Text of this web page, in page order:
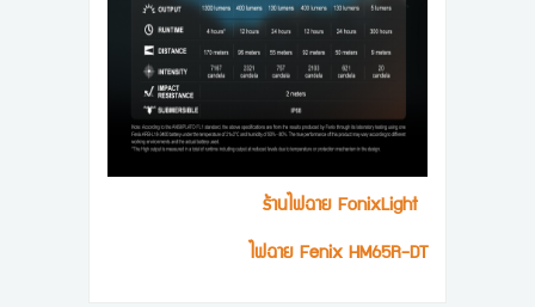
ร้านไฟฉาย FonixLight
ไฟฉาย Fenix HM65R-DT